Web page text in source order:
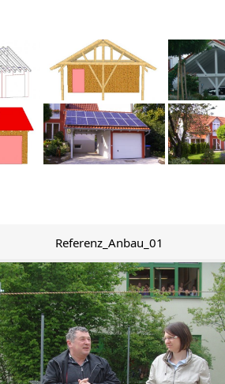
Referenz_Anbau_01